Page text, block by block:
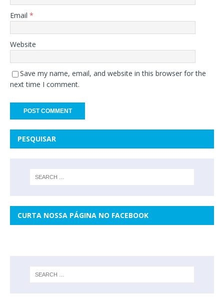
Email *
Website
Save my name, email, and website in this browser for the
next time I comment.
PESQUISAR
CURTA NOSSA PÁGINA NO FACEBOOK